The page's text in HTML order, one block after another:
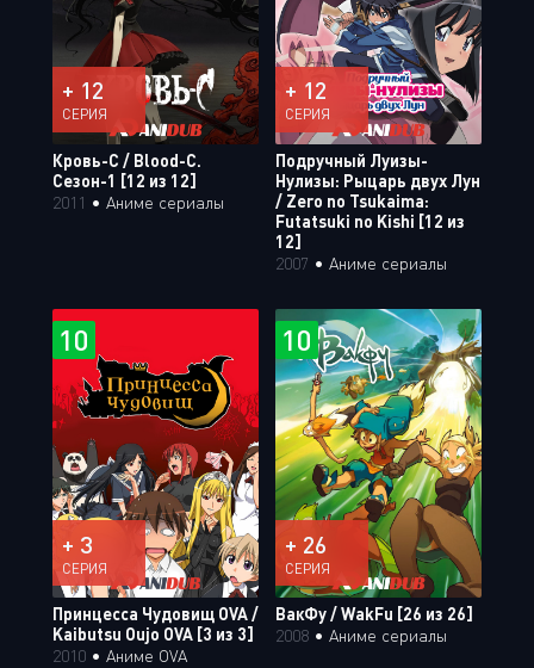
+ 12
СЕРИЯ
Кровь-С / Blood-C.
Сезон-1 [12 из 12]
2011 • Аниме сериалы
+ 12
СЕРИЯ
Подручный Луизы-
Нулизы: Рыцарь двух Лун
/ Zero no Tsukaima:
Futatsuki no Kishi [12 из
12]
2007 • Аниме сериалы
10
+ 3
СЕРИЯ
Принцесса Чудовищ OVA /
Kaibutsu Oujo OVA [3 из 3]
2010 • Аниме OVA
10
+ 26
СЕРИЯ
ВакФу / WakFu [26 из 26]
2008 • Аниме сериалы